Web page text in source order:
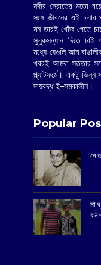
নদীর স্রোতের মতো
সঙ্গে জীবনের এই চলার
মন তারই খোঁজ পেতে
সুলুকসন্ধান দিতে চাই
মধ্যে যেগুলি আম
খবরই আমরা সততার
প্ল্যাটফর্মে। একটু
দায়বদ্ধ ই–সমকালীন।
Popular